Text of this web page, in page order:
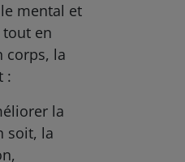
mental et
en
corps, la
:
la
soit, la